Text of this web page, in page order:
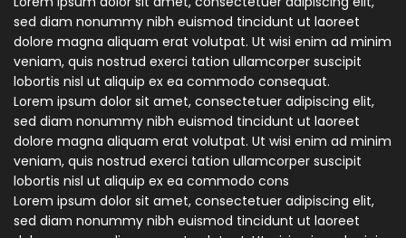
sed diam nonummy nibh euismod tincidunt ut laoreet
dolore magna aliquam erat volutpat. Ut wisi enim ad minim
veniam, quis nostrud exerci tation ullamcorper suscipit
lobortis nisl ut aliquip ex ea commodo consequat.
Lorem ipsum dolor sit amet, consectetuer adipiscing elit,
sed diam nonummy nibh euismod tincidunt ut laoreet
dolore magna aliquam erat volutpat. Ut wisi enim ad minim
veniam, quis nostrud exerci tation ullamcorper suscipit
lobortis nisl ut aliquip ex ea commodo cons
Lorem ipsum dolor sit amet, consectetuer adipiscing elit,
sed diam nonummy nibh euismod tincidunt ut laoreet